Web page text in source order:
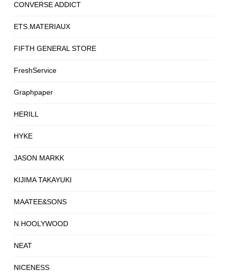
CONVERSE ADDICT
ETS.MATERIAUX
FIFTH GENERAL STORE
FreshService
Graphpaper
HERILL
HYKE
JASON MARKK
KIJIMA TAKAYUKI
MAATEE&SONS
N.HOOLYWOOD
NEAT
NICENESS